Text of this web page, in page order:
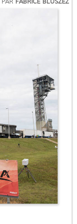
PAR FABRICE BLUSZEZ